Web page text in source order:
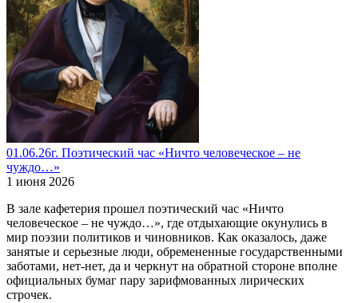
01.06.26г. Поэтический час «Ничто человеческое – не
чуждо…»
1 июня 2026
В зале кафетерия прошел поэтический час «Ничто
человеческое – не чуждо…», где отдыхающие окунулись в
мир поэзии политиков и чиновников. Как оказалось, даже
занятые и серьезные люди, обремененные государственными
заботами, нет-нет, да и черкнут на обратной стороне вполне
официальных бумаг пару зарифмованных лирических
строчек.